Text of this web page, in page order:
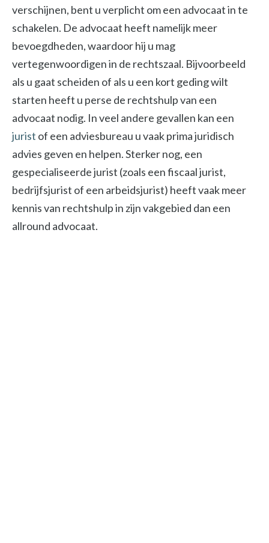
verschijnen, bent u verplicht om een advocaat in te
schakelen. De advocaat heeft namelijk meer
bevoegdheden, waardoor hij u mag
vertegenwoordigen in de rechtszaal. Bijvoorbeeld
als u gaat scheiden of als u een kort geding wilt
starten heeft u perse de rechtshulp van een
advocaat nodig. In veel andere gevallen kan een
jurist of een adviesbureau u vaak prima juridisch
advies geven en helpen. Sterker nog, een
gespecialiseerde jurist (zoals een fiscaal jurist,
bedrijfsjurist of een arbeidsjurist) heeft vaak meer
kennis van rechtshulp in zijn vakgebied dan een
allround advocaat.